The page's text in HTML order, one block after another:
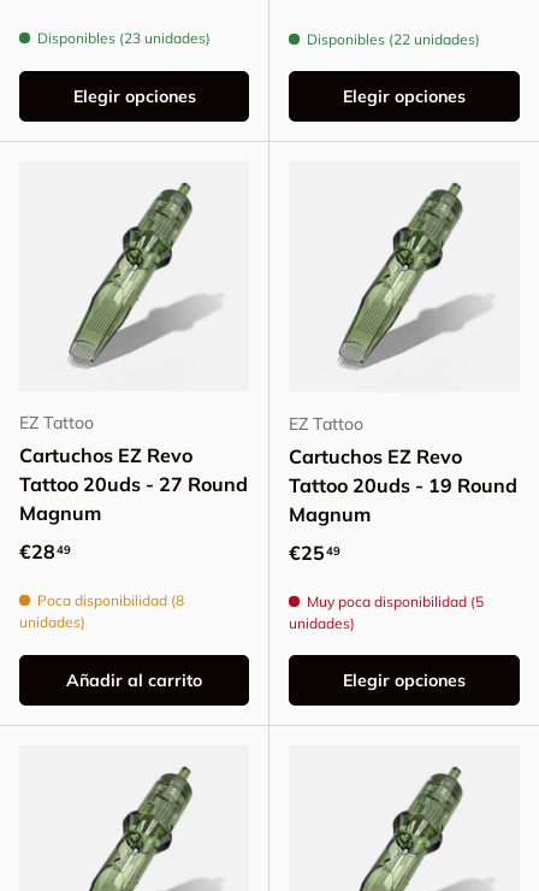
Disponibles (23 unidades)
Elegir opciones
Disponibles (22 unidades)
Elegir opciones
EZ Tattoo
Cartuchos EZ Revo
Tattoo 20uds - 27 Round
Magnum
Precio normal
€2849
Poca disponibilidad (8
unidades)
Añadir al carrito
EZ Tattoo
Cartuchos EZ Revo
Tattoo 20uds - 19 Round
Magnum
Precio normal
€2549
Muy poca disponibilidad (5
unidades)
Elegir opciones